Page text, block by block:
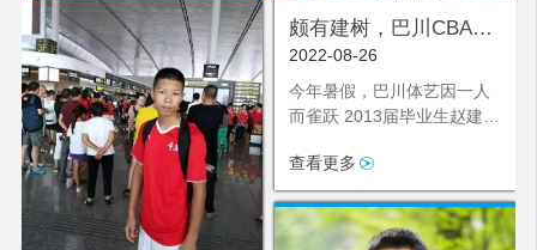
颇有建树，巴川CBA第
一人
2022-08-26
今年暑假，巴川体艺因一人
而雀跃 2013届毕业生赵建树
秀成功 实现了巴川登陆中国
顶级联赛CBA赛场第一人！
查看更多